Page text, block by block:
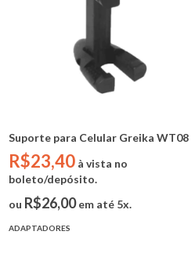
Suporte para Celular Greika WT08
R$23,40 à vista no
boleto/depósito.
ou R$26,00em até 5x.
ADAPTADORES